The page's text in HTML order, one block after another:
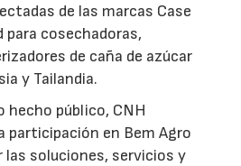
de las marcas Case
para cosechadoras,
de caña de azúcar
y Tailandia.
hecho público, CNH
participación en Bem Agro
las soluciones, servicios y